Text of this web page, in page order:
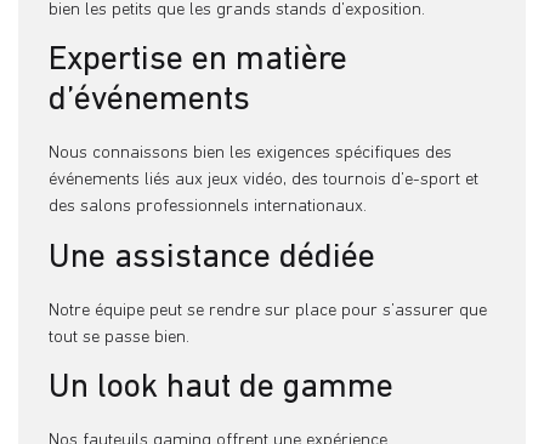
bien les petits que les grands stands d’exposition.
Expertise en matière
d’événements
Nous connaissons bien les exigences spécifiques des
événements liés aux jeux vidéo, des tournois d’e-sport et
des salons professionnels internationaux.
Une assistance dédiée
Notre équipe peut se rendre sur place pour s’assurer que
tout se passe bien.
Un look haut de gamme